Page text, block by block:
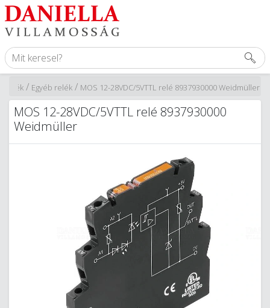
MOS 12-28VDC/5VTTL relé 8937930000 Weidmüller
/
Egyéb relék
/
Relék
MOS 12-28VDC/5VTTL relé 8937930000
Weidmüller